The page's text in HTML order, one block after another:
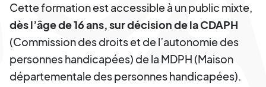
Cette formation est accessible à un public mixte,
dès l’âge de 16 ans, sur décision de la CDAPH
(Commission des droits et de l’autonomie des
personnes handicapées) de la MDPH (Maison
départementale des personnes handicapées).